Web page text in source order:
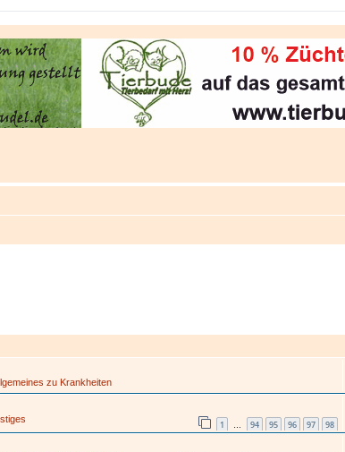
zu Krankheiten
1 … 94 95 96 97 98